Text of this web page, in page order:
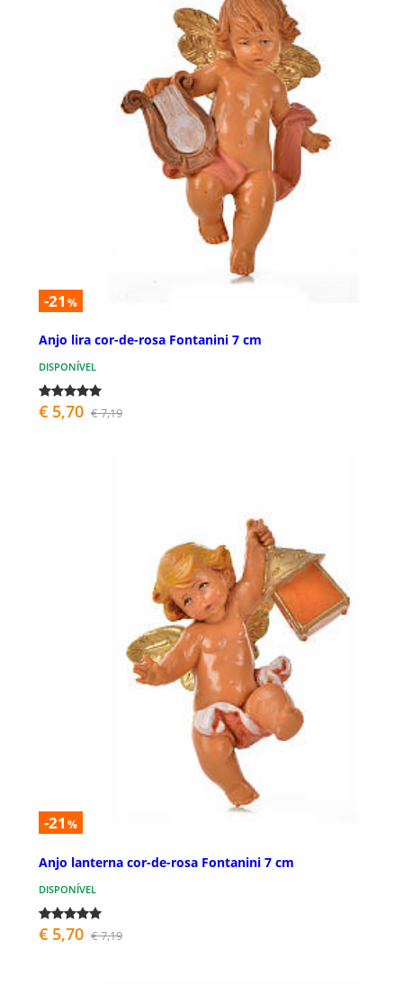
-21 %
Anjo lira cor-de-rosa Fontanini 7 cm
DISPONÍVEL
€ 5,70 € 7,19
-21 %
Anjo lanterna cor-de-rosa Fontanini 7 cm
DISPONÍVEL
€ 5,70 € 7,19